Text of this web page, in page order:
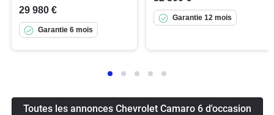
29 980 €
Garantie 6 mois
Garantie 12 mois
Toutes les annonces Chevrolet Camaro 6 d'occasion